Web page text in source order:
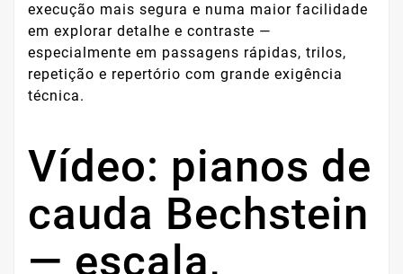
execução mais segura e numa maior facilidade
em explorar detalhe e contraste —
especialmente em passagens rápidas, trilos,
repetição e repertório com grande exigência
técnica.
Vídeo: pianos de
cauda Bechstein
— escala,